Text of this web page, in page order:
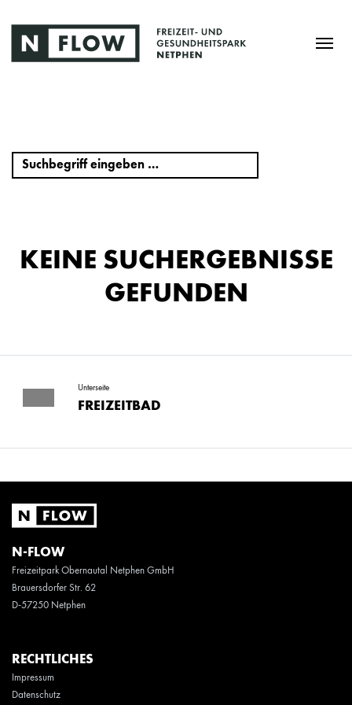
KEINE SUCHERGEBNISSE
GEFUNDEN
Unterseite
FREIZEITBAD
N-FLOW
Freizeitpark Obernautal Netphen GmbH
Brauersdorfer Str. 62
D-57250 Netphen
RECHTLICHES
Impressum
Datenschutz